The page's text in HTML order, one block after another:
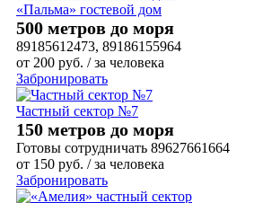
«Пальма» гостевой дом
500 метров до моря
89185612473, 89186155964
от 200 руб. / за человека
Забронировать
Частный сектор №7
150 метров до моря
Готовы сотрудничать 89627661664
от 150 руб. / за человека
Забронировать